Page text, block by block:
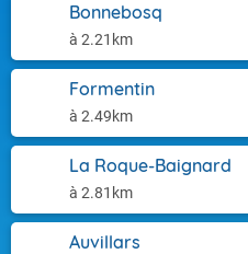
Bonnebosq
à 2.21km
Formentin
à 2.49km
La Roque-Baignard
à 2.81km
Auvillars